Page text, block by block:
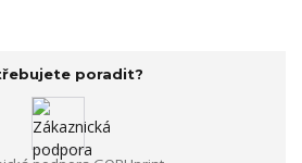
poradit?